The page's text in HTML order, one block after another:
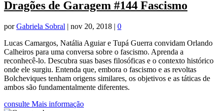
Dragões de Garagem #144 Fascismo
porGabriela Sobral | nov 20, 2018 | 0
Lucas Camargos, Natália Aguiar e Tupá Guerra convidam Orlando
Calheiros para uma conversa sobre o fascismo. Aprenda a
reconhecê-lo. Descubra suas bases filosóficas e o contexto histórico
onde ele surgiu. Entenda que, embora o fascismo e as revoltas
Bolcheviques tenham origens similares, os objetivos e as táticas de
ambos são fundamentalmente diferentes.
consulte Mais informação